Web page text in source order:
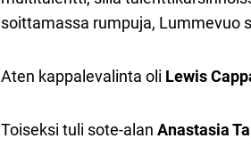
soittamassa rumpuja, Lummevuo
Aten kappalevalinta oli Lewis
Toiseksi tuli sote-alan Anastasia